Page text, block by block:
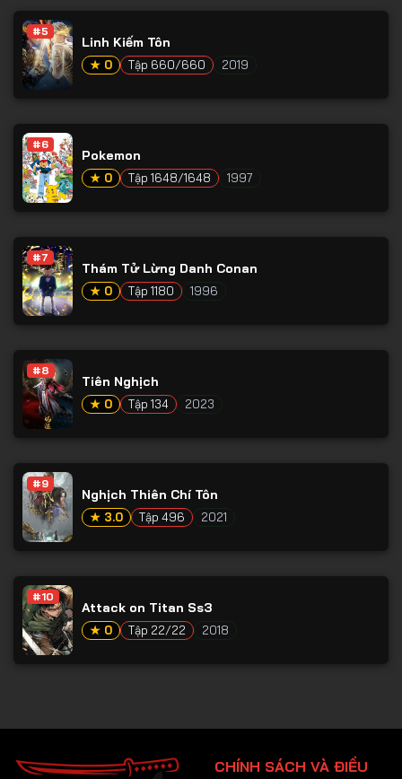
#5
Linh Kiếm Tôn
★ 0 Tập 660/660 2019
#6
Pokemon
★ 0 Tập 1648/1648 1997
#7
Thám Tử Lừng Danh Conan
★ 0 Tập 1180 1996
#8
Tiên Nghịch
★ 0 Tập 134 2023
#9
Nghịch Thiên Chí Tôn
★ 3.0 Tập 496 2021
#10
Attack on Titan Ss3
★ 0 Tập 22/22 2018
CHÍNH SÁCH VÀ ĐIỀU